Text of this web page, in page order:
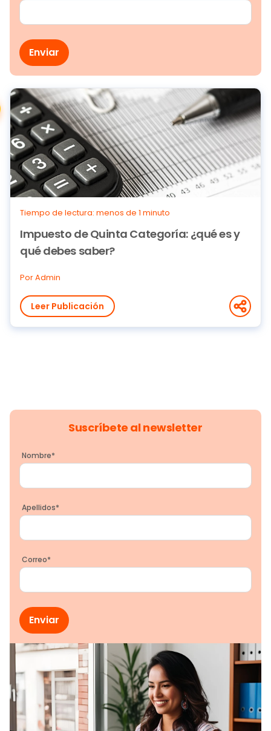
Tiempo de lectura: menos de 1 minuto
Impuesto de Quinta Categoría: ¿qué es y
qué debes saber?
Por Admin
Leer Publicación
Suscríbete al newsletter
Nombre*
Apellidos*
Correo*